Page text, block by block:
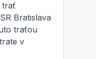
trať
Bratislava
traťou
v